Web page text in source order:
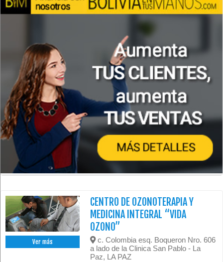
Ver más
CENTRO DE OZONOTERAPIA Y
MEDICINA INTEGRAL “VIDA
OZONO”
c. Colombia esq. Boqueron Nro. 606
a lado de la Clinica San Pablo - La
Paz, LA PAZ